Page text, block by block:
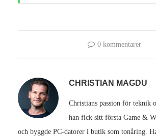
0 kommentarer
CHRISTIAN MAGDU
Christians passion för teknik
han fick sitt första Game &
och byggde PC-datorer i butik som tonåring.